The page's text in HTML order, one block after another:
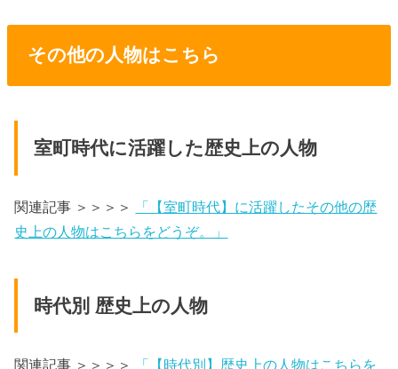
その他の人物はこちら
室町時代に活躍した歴史上の人物
関連記事 ＞＞＞＞
「【室町時代】に活躍したその他の歴
史上の人物はこちらをどうぞ。」
時代別 歴史上の人物
関連記事 ＞＞＞＞ 「【時代別】歴史上の人物はこちらを